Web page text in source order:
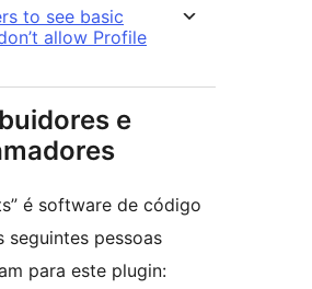
to see basic
allow Profile
e
é software de código
seguintes pessoas
para este plugin: